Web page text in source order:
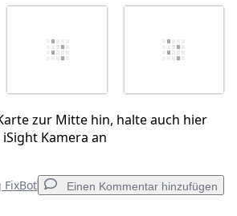
zur Mitte hin, halte auch hier
Kamera an
FixBot Einen Kommentar hinzufügen